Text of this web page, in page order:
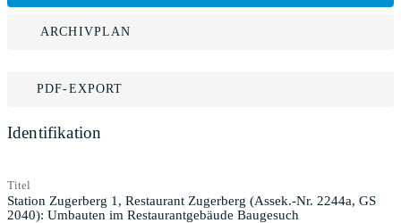
ARCHIVPLAN
PDF-EXPORT
Identifikation
Titel
Station Zugerberg 1, Restaurant Zugerberg (Assek.-Nr. 2244a, GS
2040): Umbauten im Restaurantgebäude Baugesuch